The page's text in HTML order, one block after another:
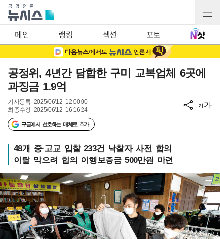
메인 랭킹 섹션 포토
공정위, 4년간 담합한 구미 교복업체 6곳에
과징금 1.9억
기사등록 2025/06/12 12:00:00
최종수정 2025/06/12 16:16:24
구글에서 선호하는 매체로 추가
가가
48개 중·고교 입찰 233건 낙찰자 사전 합의
이탈 막으려 합의 이행보증금 500만원 마련